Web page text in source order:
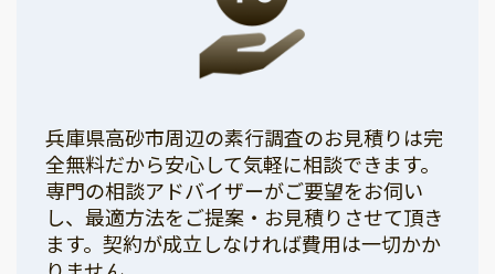
兵庫県高砂市周辺の素行調査のお見積りは完
全無料だから安心して気軽に相談できます。
専門の相談アドバイザーがご要望をお伺い
し、最適方法をご提案・お見積りさせて頂き
ます。契約が成立しなければ費用は一切かか